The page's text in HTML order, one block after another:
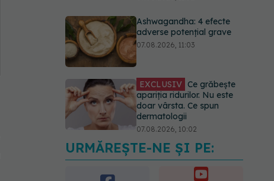
EXCLUSIV Ce grăbește
dermatologii
07.08.2026, 10:02
Alina Pușcău dezvăluie
diagnosticul care i-a
la sân. Am intrat în
metastază
07.08.2026, 12:39
URMĂREȘTE-NE ȘI PE: